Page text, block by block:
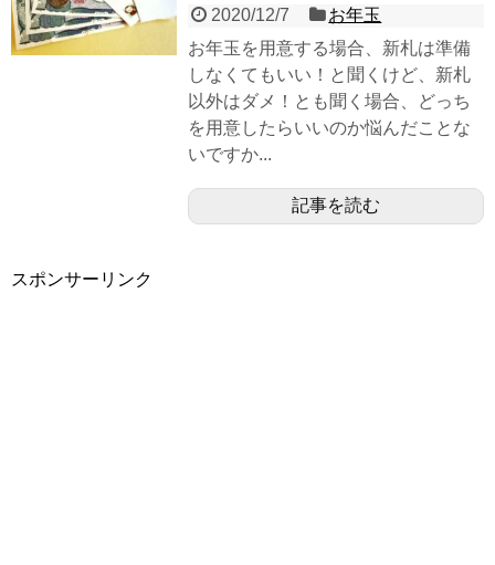
2020/12/7
お年玉
お年玉を用意する場合、新札は準備
しなくてもいい！と聞くけど、新札
以外はダメ！とも聞く場合、どっち
を用意したらいいのか悩んだことな
いですか...
記事を読む
スポンサーリンク